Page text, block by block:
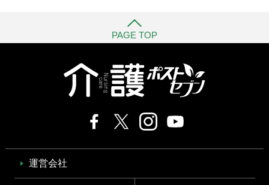
PAGE TOP
運営会社